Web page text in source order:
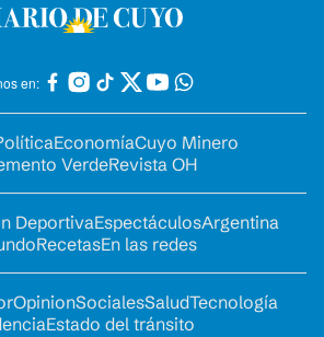
en:
EconomíaCuyo Minero
VerdeRevista OH
DeportivaEspectáculosArgentina
RecetasEn las redes
OpinionSocialesSaludTecnología
Estado del tránsito